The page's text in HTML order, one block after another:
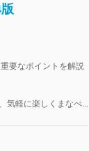
要なポイントを解説
気軽に楽しくまなべ...